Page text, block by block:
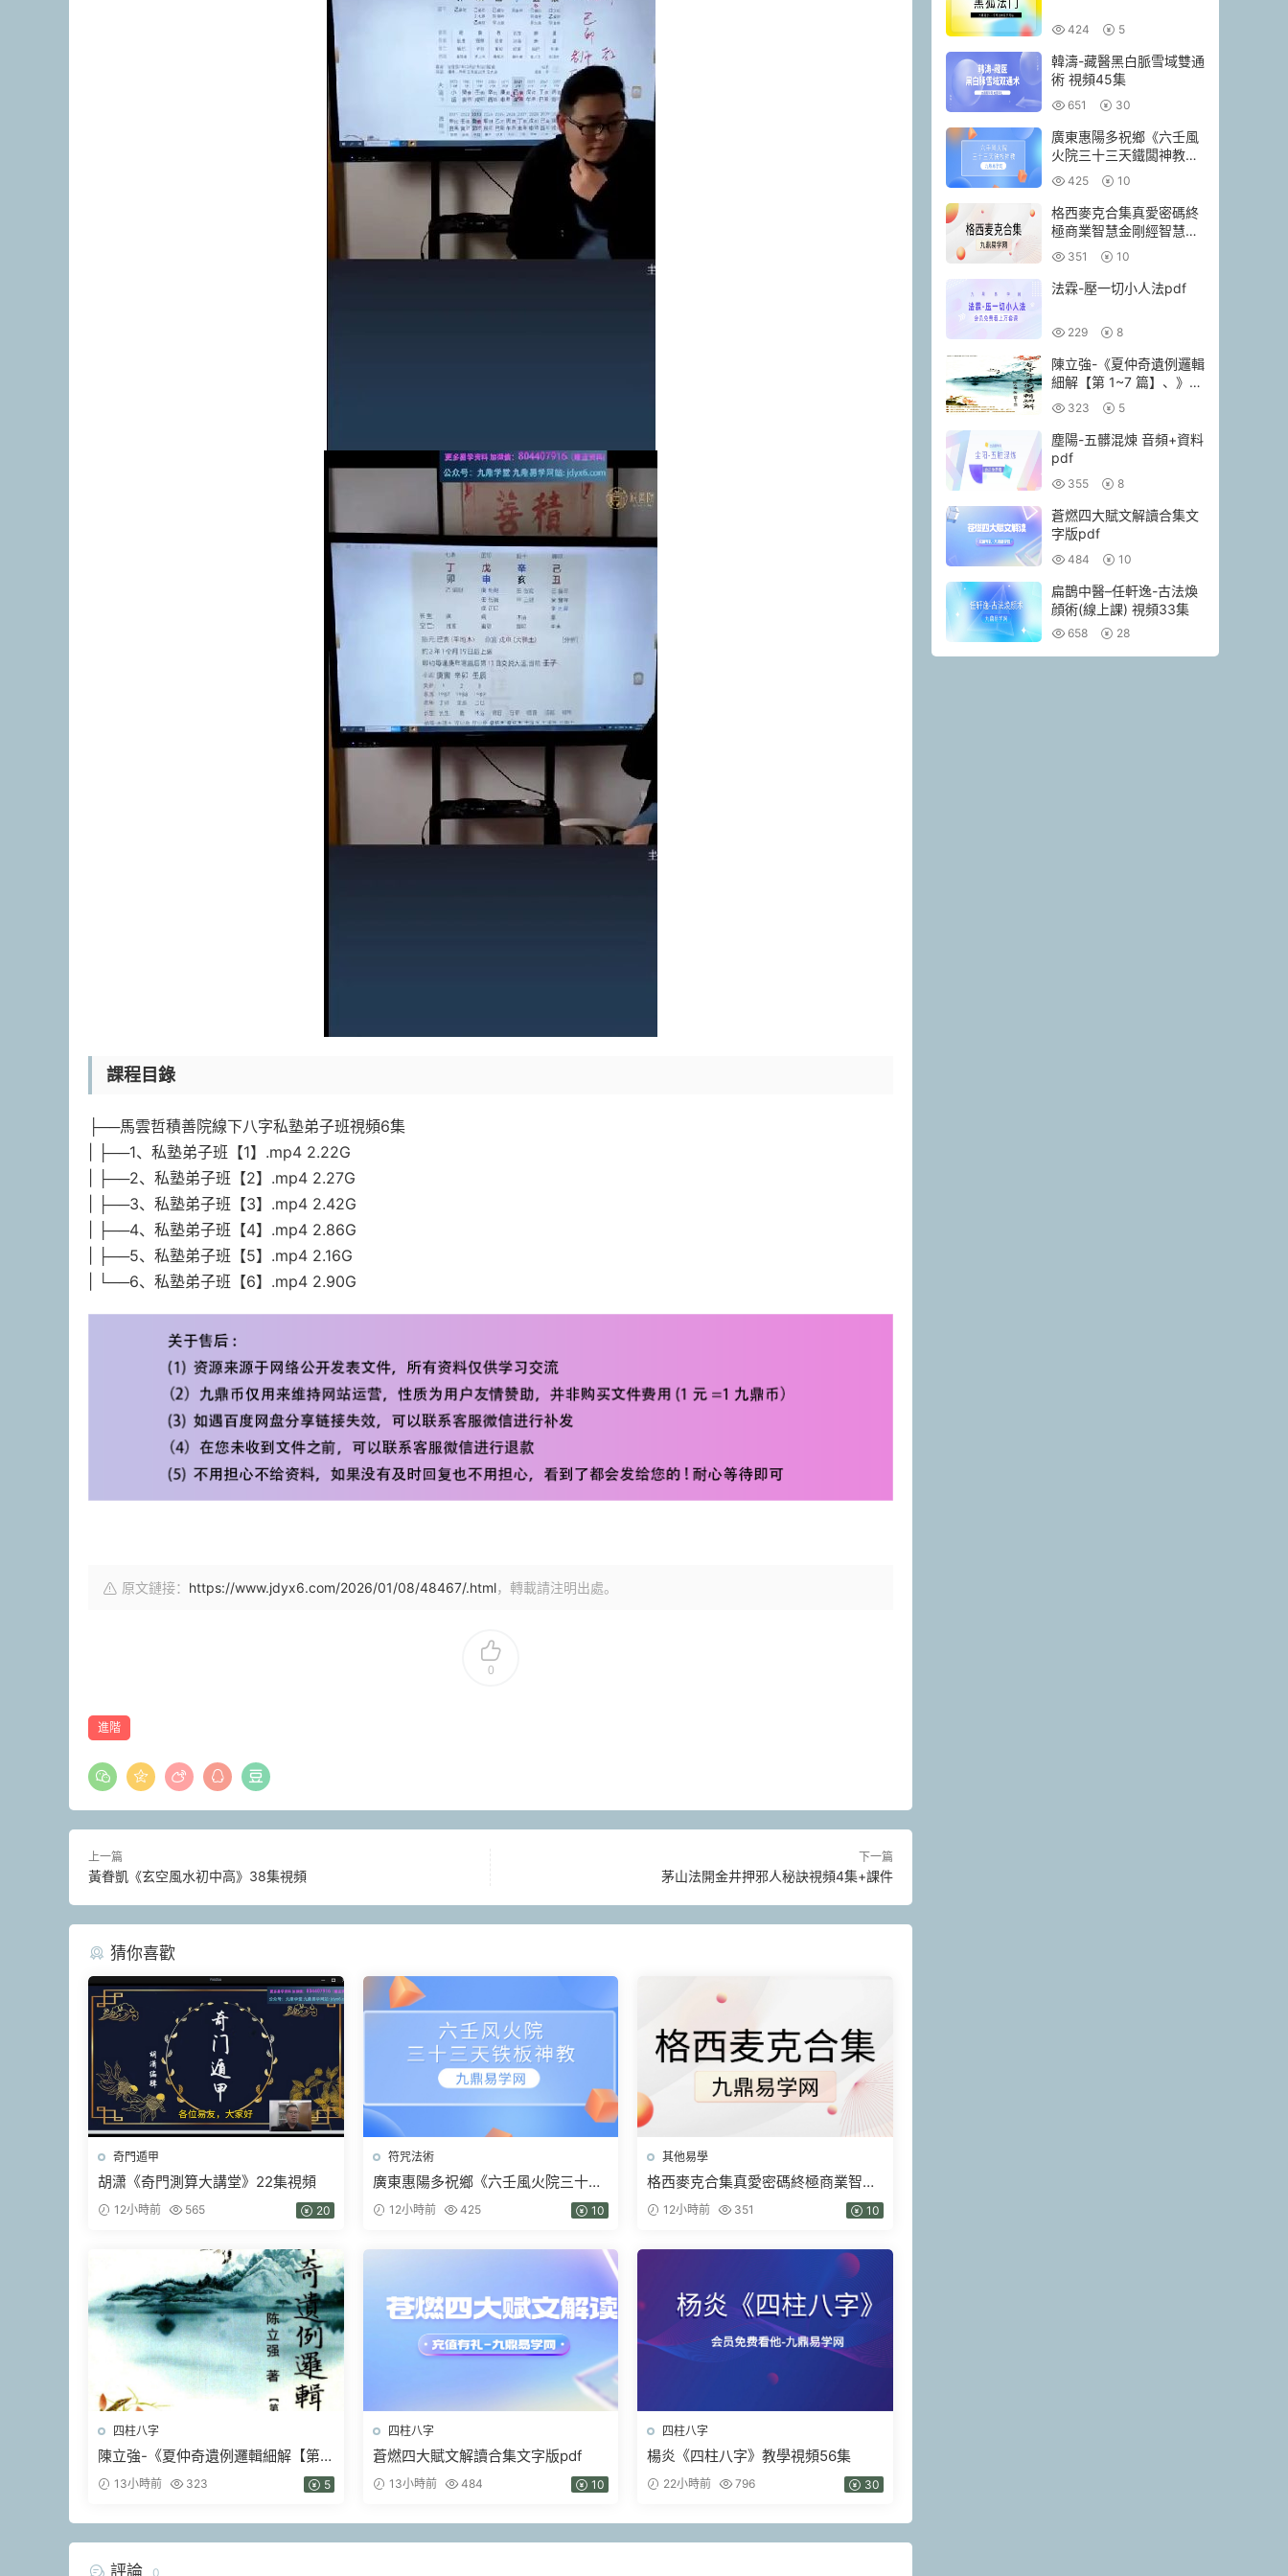
課程目錄
├──馬雲哲積善院線下八字私塾弟子班視頻6集
| ├──1、私塾弟子班【1】.mp4 2.22G
| ├──2、私塾弟子班【2】.mp4 2.27G
| ├──3、私塾弟子班【3】.mp4 2.42G
| ├──4、私塾弟子班【4】.mp4 2.86G
| ├──5、私塾弟子班【5】.mp4 2.16G
| └──6、私塾弟子班【6】.mp4 2.90G
原文鏈接： https://www.jdyx6.com/2026/01/08/48467/.html，轉載請注明出處。
0
進階
上一篇
黃眷凱《玄空風水初中高》38集視頻
下一篇
茅山法開金井押邪人秘訣視頻4集+課件
猜你喜歡
奇門遁甲
胡潇《奇門測算大講堂》22集視頻
12小時前 565 20
符咒法術
廣東惠陽多祝鄉《六壬風火院三十三
天鐵闆神教》4本pdf
12小時前 425 10
其他易學
格西麥克合集真愛密碼終極商業智慧
金剛經智慧人生當和尚遇上鑽石
12小時前 351 10
四柱八字
陳立強-《夏仲奇遺例邏輯細解【第
1~7 篇】、》174頁–彩色PDF電子書
13小時前 323 5
四柱八字
蒼燃四大賦文解讀合集文字版pdf
13小時前 484 10
四柱八字
楊炎《四柱八字》教學視頻56集
22小時前 796 30
評論 0
424 5
韓濤-藏醫黑白脈雪域雙通
術 視頻45集
651 30
廣東惠陽多祝鄉《六壬風
火院三十三天鐵闆神教》
4本pdf
425 10
格西麥克合集真愛密碼終
極商業智慧金剛經智慧人
生當和尚遇上鑽石
351 10
法霖-壓一切小人法pdf
229 8
陳立強-《夏仲奇遺例邏輯
細解【第 1~7 篇】、》
174頁–彩色PDF電子書
323 5
塵陽-五髒混煉 音頻+資料
pdf
355 8
蒼燃四大賦文解讀合集文
字版pdf
484 10
扁鵲中醫–任軒逸-古法煥
顔術(線上課) 視頻33集
658 28